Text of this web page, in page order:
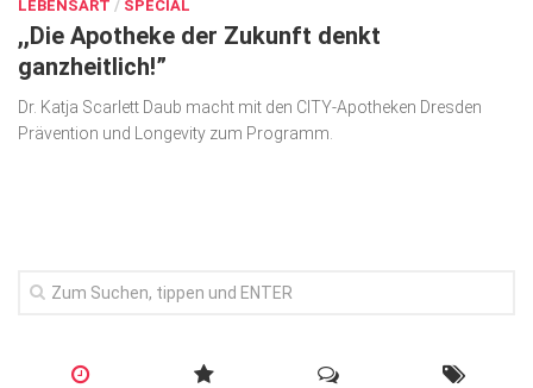
Schönheit & Wohlbefinden
Special
Wirtschaft, Recht, Finanzen
Sehen
Kampf gegen Krebs
LEBENSART / SPECIAL
,,Die Apotheke der Zukunft denkt
ganzheitlich!”
Dr. Katja Scarlett Daub macht mit den CITY-Apotheken Dresden
Prävention und Longevity zum Programm.